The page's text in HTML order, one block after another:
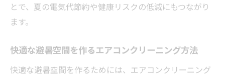
とで、夏の電気代節約や健康リスクの低減にもつながり
ます。
快適な避暑空間を作るエアコンクリーニング方法
快適な避暑空間を作るためには、エアコンクリーニング